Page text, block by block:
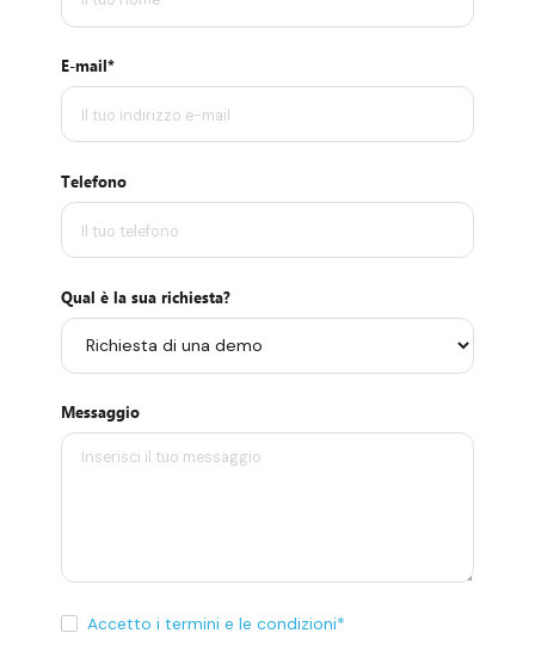
E-mail*
Telefono
Qual è la sua richiesta?
Messaggio
Accetto i termini e le condizioni*